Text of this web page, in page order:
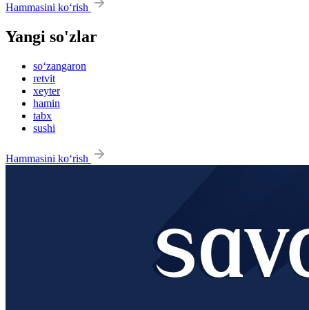
Hammasini ko‘rish
Yangi so'zlar
so‘zangaron
retvit
xeyter
hamin
tabx
sushi
Hammasini ko‘rish